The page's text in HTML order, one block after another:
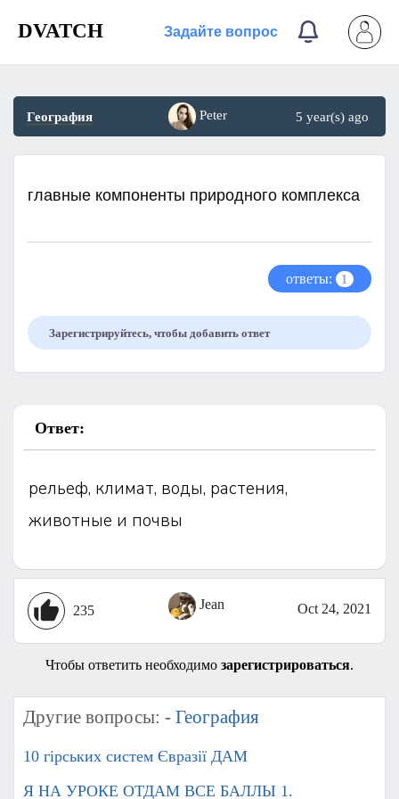
DVATCH Задайте вопрос
География Peter 5 year(s) ago
главные компоненты природного комплекса
ответы: 1
Зарегистрируйтесь, чтобы добавить ответ
Ответ:
рельеф, климат, воды, растения,
животные и почвы
235 Jean Oct 24, 2021
Чтобы ответить необходимо зарегистрироваться.
Другие вопросы: - География
10 гірських систем Євразії ДАМ
Я НА УРОКЕ ОТДАМ ВСЕ БАЛЛЫ 1.